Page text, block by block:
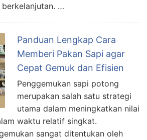
…
Panduan Lengkap Cara
Memberi Pakan Sapi agar
Cepat Gemuk dan Efisien
Penggemukan sapi potong
merupakan salah satu strategi
utama dalam meningkatkan nilai
waktu relatif singkat.
sangat ditentukan oleh